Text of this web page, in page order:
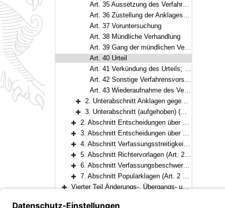
Art. 35 Aussetzung des Verfahrens
Art. 36 Zustellung der Anklageschrift
Art. 37 Voruntersuchung
Art. 38 Mündliche Verhandlung
Art. 39 Gang der mündlichen Verhandlung
Art. 40 Urteil
Art. 41 Verkündung des Urteils; Zustellung
Art. 42 Sonstige Verfahrensvorschriften
Art. 43 Wiederaufnahme des Verfahrens
Bereich erweitern
2. Unterabschnitt Anklagen gegen Abgeordnete (Art. 44)
Bereich erweitern
3. Unterabschnitt (aufgehoben) (Art. 45)
Bereich erweitern
2. Abschnitt Entscheidungen über den Ausschluß von Wählergruppen von Wahlen und Abstimmungen (Art. 2 Nr. 2) (Art. 46–47)
Bereich erweitern
3. Abschnitt Entscheidungen über die Gültigkeit der Wahl der Mitglieder des Landtags und den Verlust der Mitgliedschaft beim Landtag (Art. 2 Nr. 3) (Art. 48)
Bereich erweitern
4. Abschnitt Verfassungsstreitigkeiten zwischen obersten Staatsorganen; Meinungsverschiedenheiten über Verfassungsänderung (Art. 2 Nrn. 4 und 8) (Art. 49)
Bereich erweitern
5. Abschnitt Richtervorlagen (Art. 2 Nr. 5) (Art. 50)
Bereich erweitern
6. Abschnitt Verfassungsbeschwerden (Art. 2 Nr. 6) (Art. 51–54)
Bereich erweitern
7. Abschnitt Popularklagen (Art. 2 Nr. 7) (Art. 55)
Vierter Teil Änderungs-, Übergangs- und Schlußvorschriften (Art. 56–57)